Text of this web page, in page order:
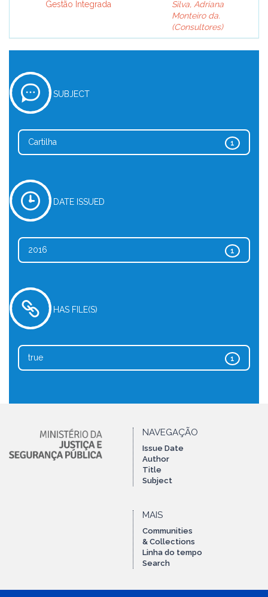
Gestão Integrada
Silva, Adriana
Monteiro da.
(Consultores)
SUBJECT
1
Cartilha
DATE ISSUED
1
2016
HAS FILE(S)
1
true
NAVEGAÇÃO
Issue Date
Author
Title
Subject
MAIS
Communities
& Collections
Linha do tempo
Search